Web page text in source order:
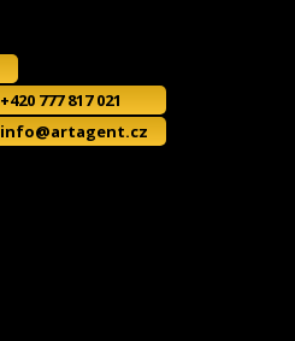
+420 777 817 021
info@artagent.cz